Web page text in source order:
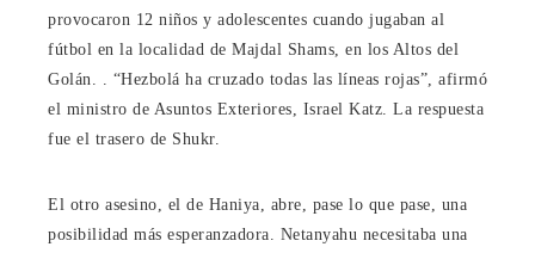
provocaron 12 niños y adolescentes cuando jugaban al
fútbol en la localidad de Majdal Shams, en los Altos del
Golán. . “Hezbolá ha cruzado todas las líneas rojas”, afirmó
el ministro de Asuntos Exteriores, Israel Katz. La respuesta
fue el trasero de Shukr.
El otro asesino, el de Haniya, abre, pase lo que pase, una
posibilidad más esperanzadora. Netanyahu necesitaba una